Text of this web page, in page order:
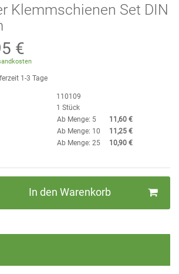
Klemmschienen Set DIN
€
1-3 Tage
110109
1 Stück
Ab Menge: 5
11,60 €
Ab Menge: 10
11,25 €
Ab Menge: 25
10,90 €
In den Warenkorb